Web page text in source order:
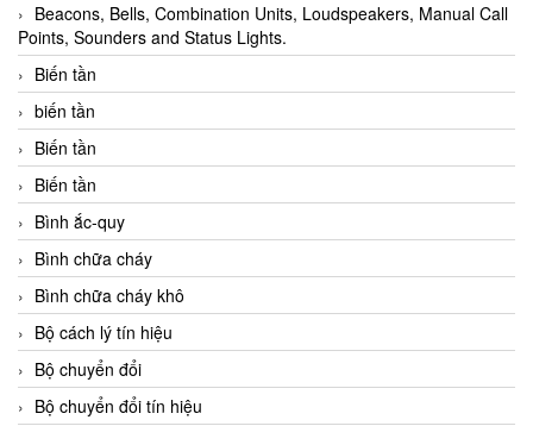
Beacons, Bells, Combination Units, Loudspeakers, Manual Call
Points, Sounders and Status Lights.
Biến tần
biến tần
Biến tần
Biến tần
Bình ắc-quy
Bình chữa cháy
Bình chữa cháy khô
Bộ cách lý tín hiệu
Bộ chuyển đổi
Bộ chuyển đổi tín hiệu